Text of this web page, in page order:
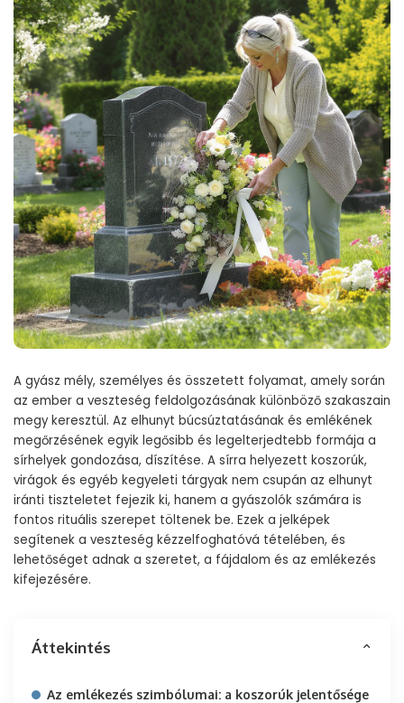
A gyász mély, személyes és összetett folyamat, amely során
az ember a veszteség feldolgozásának különböző szakaszain
megy keresztül. Az elhunyt búcsúztatásának és emlékének
megőrzésének egyik legősibb és legelterjedtebb formája a
sírhelyek gondozása, díszítése. A sírra helyezett koszorúk,
virágok és egyéb kegyeleti tárgyak nem csupán az elhunyt
iránti tiszteletet fejezik ki, hanem a gyászolók számára is
fontos rituális szerepet töltenek be. Ezek a jelképek
segítenek a veszteség kézzelfoghatóvá tételében, és
lehetőséget adnak a szeretet, a fájdalom és az emlékezés
kifejezésére.
Áttekintés
Az emlékezés szimbólumai: a koszorúk jelentősége